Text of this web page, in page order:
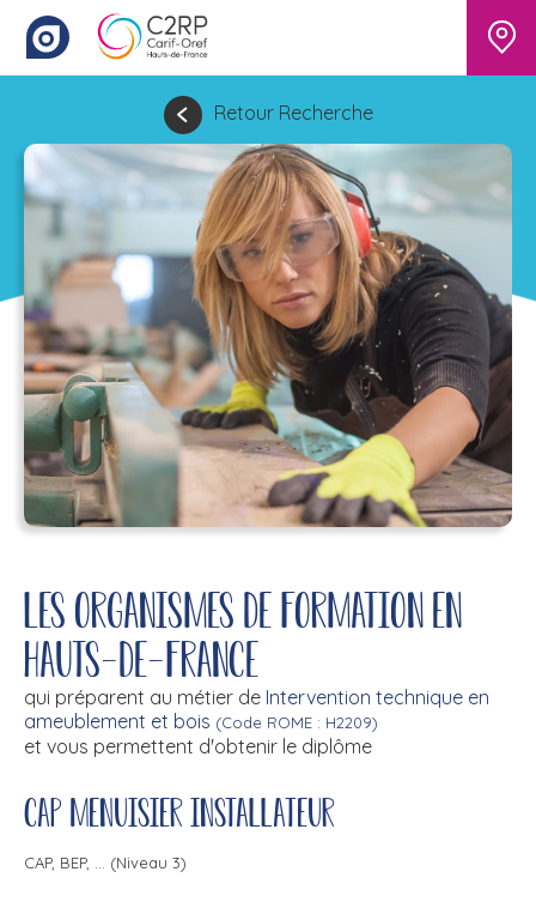
Retour Recherche
Les organismes de formation en
Hauts-de-France
qui préparent au métier de Intervention technique en
ameublement et bois (Code ROME : H2209)
et vous permettent d'obtenir le diplôme
CAP menuisier installateur
CAP, BEP, ... (Niveau 3)